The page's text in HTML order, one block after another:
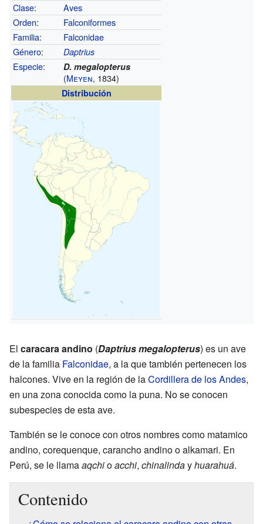
Clase:
Aves
Orden:
Falconiformes
Familia:
Falconidae
Género: Daptrius
Especie: D. megalopterus
(Meyen, 1834)
Distribución
El caracara andino (Daptrius megalopterus) es un ave
de la familia Falconidae, a la que también pertenecen los
halcones. Vive en la región de laCordillera de los Andes,
en una zona conocida como la puna. No se conocen
subespecies de esta ave.
También se le conoce con otros nombres como matamico
andino, corequenque, carancho andino o alkamari. En
Perú, se le llamaaqchioacchi, chinalindayhuarahuá.
Contenido